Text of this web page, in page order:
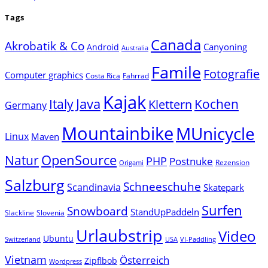
Tags
Akrobatik & Co Android Australia Canada Canyoning
Computer graphics Costa Rica Fahrrad Famile Fotografie
Germany Italy Java Kajak Klettern Kochen
Linux Maven MountainbikeMUnicycle
NaturOpenSource Origami PHP Postnuke Rezension
SalzburgScandinavia Schneeschuhe Skatepark
Slackline Slovenia Snowboard StandUpPaddeln Surfen
Switzerland Ubuntu Urlaubstrip USA VI-Paddling Video
Vietnam Wordpress Zipflbob Österreich